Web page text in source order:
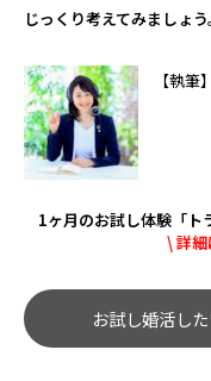
じっくり考えてみましょう。
【執筆
1ヶ月のお試し体験「ト
\ 詳
お試し婚活し